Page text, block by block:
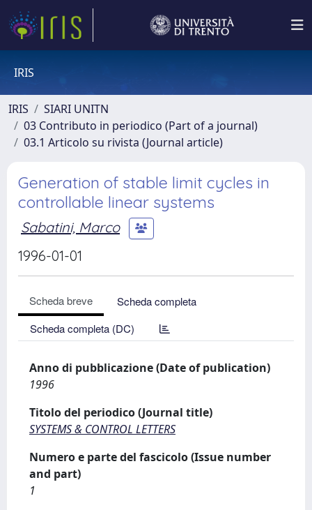
IRIS
IRIS
SIARI UNITN
03 Contributo in periodico (Part of a journal)
03.1 Articolo su rivista (Journal article)
Generation of stable limit cycles in
controllable linear systems
Sabatini, Marco
1996-01-01
Scheda breve
Scheda completa
Scheda completa (DC)
Anno di pubblicazione (Date of publication)
1996
Titolo del periodico (Journal title)
SYSTEMS & CONTROL LETTERS
Numero e parte del fascicolo (Issue number
and part)
1